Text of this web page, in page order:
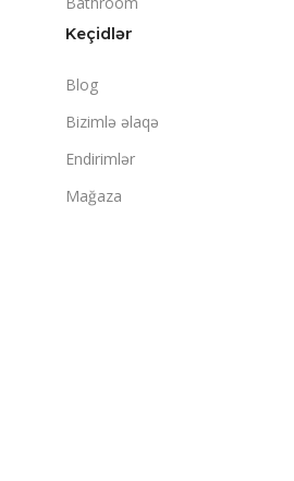
Keçidlər
Blog
Bizimlə əlaqə
Endirimlər
Mağaza